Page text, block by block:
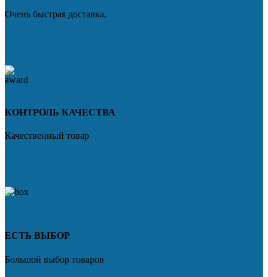
Очень быстрая доставка.
КОНТРОЛЬ КАЧЕСТВА
Качественный товар
ЕСТЬ ВЫБОР
Большой выбор товаров